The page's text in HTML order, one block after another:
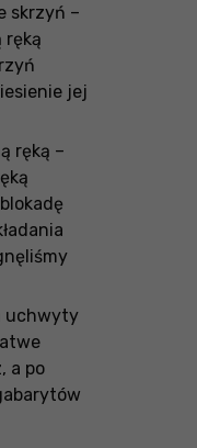
skrzyń –
ręką
jej
ręką –
uchwyty
a po